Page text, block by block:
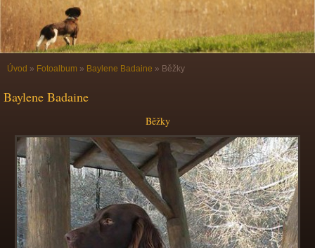
Úvod » Fotoalbum » Baylene Badaine » Běžky
Baylene Badaine
Běžky